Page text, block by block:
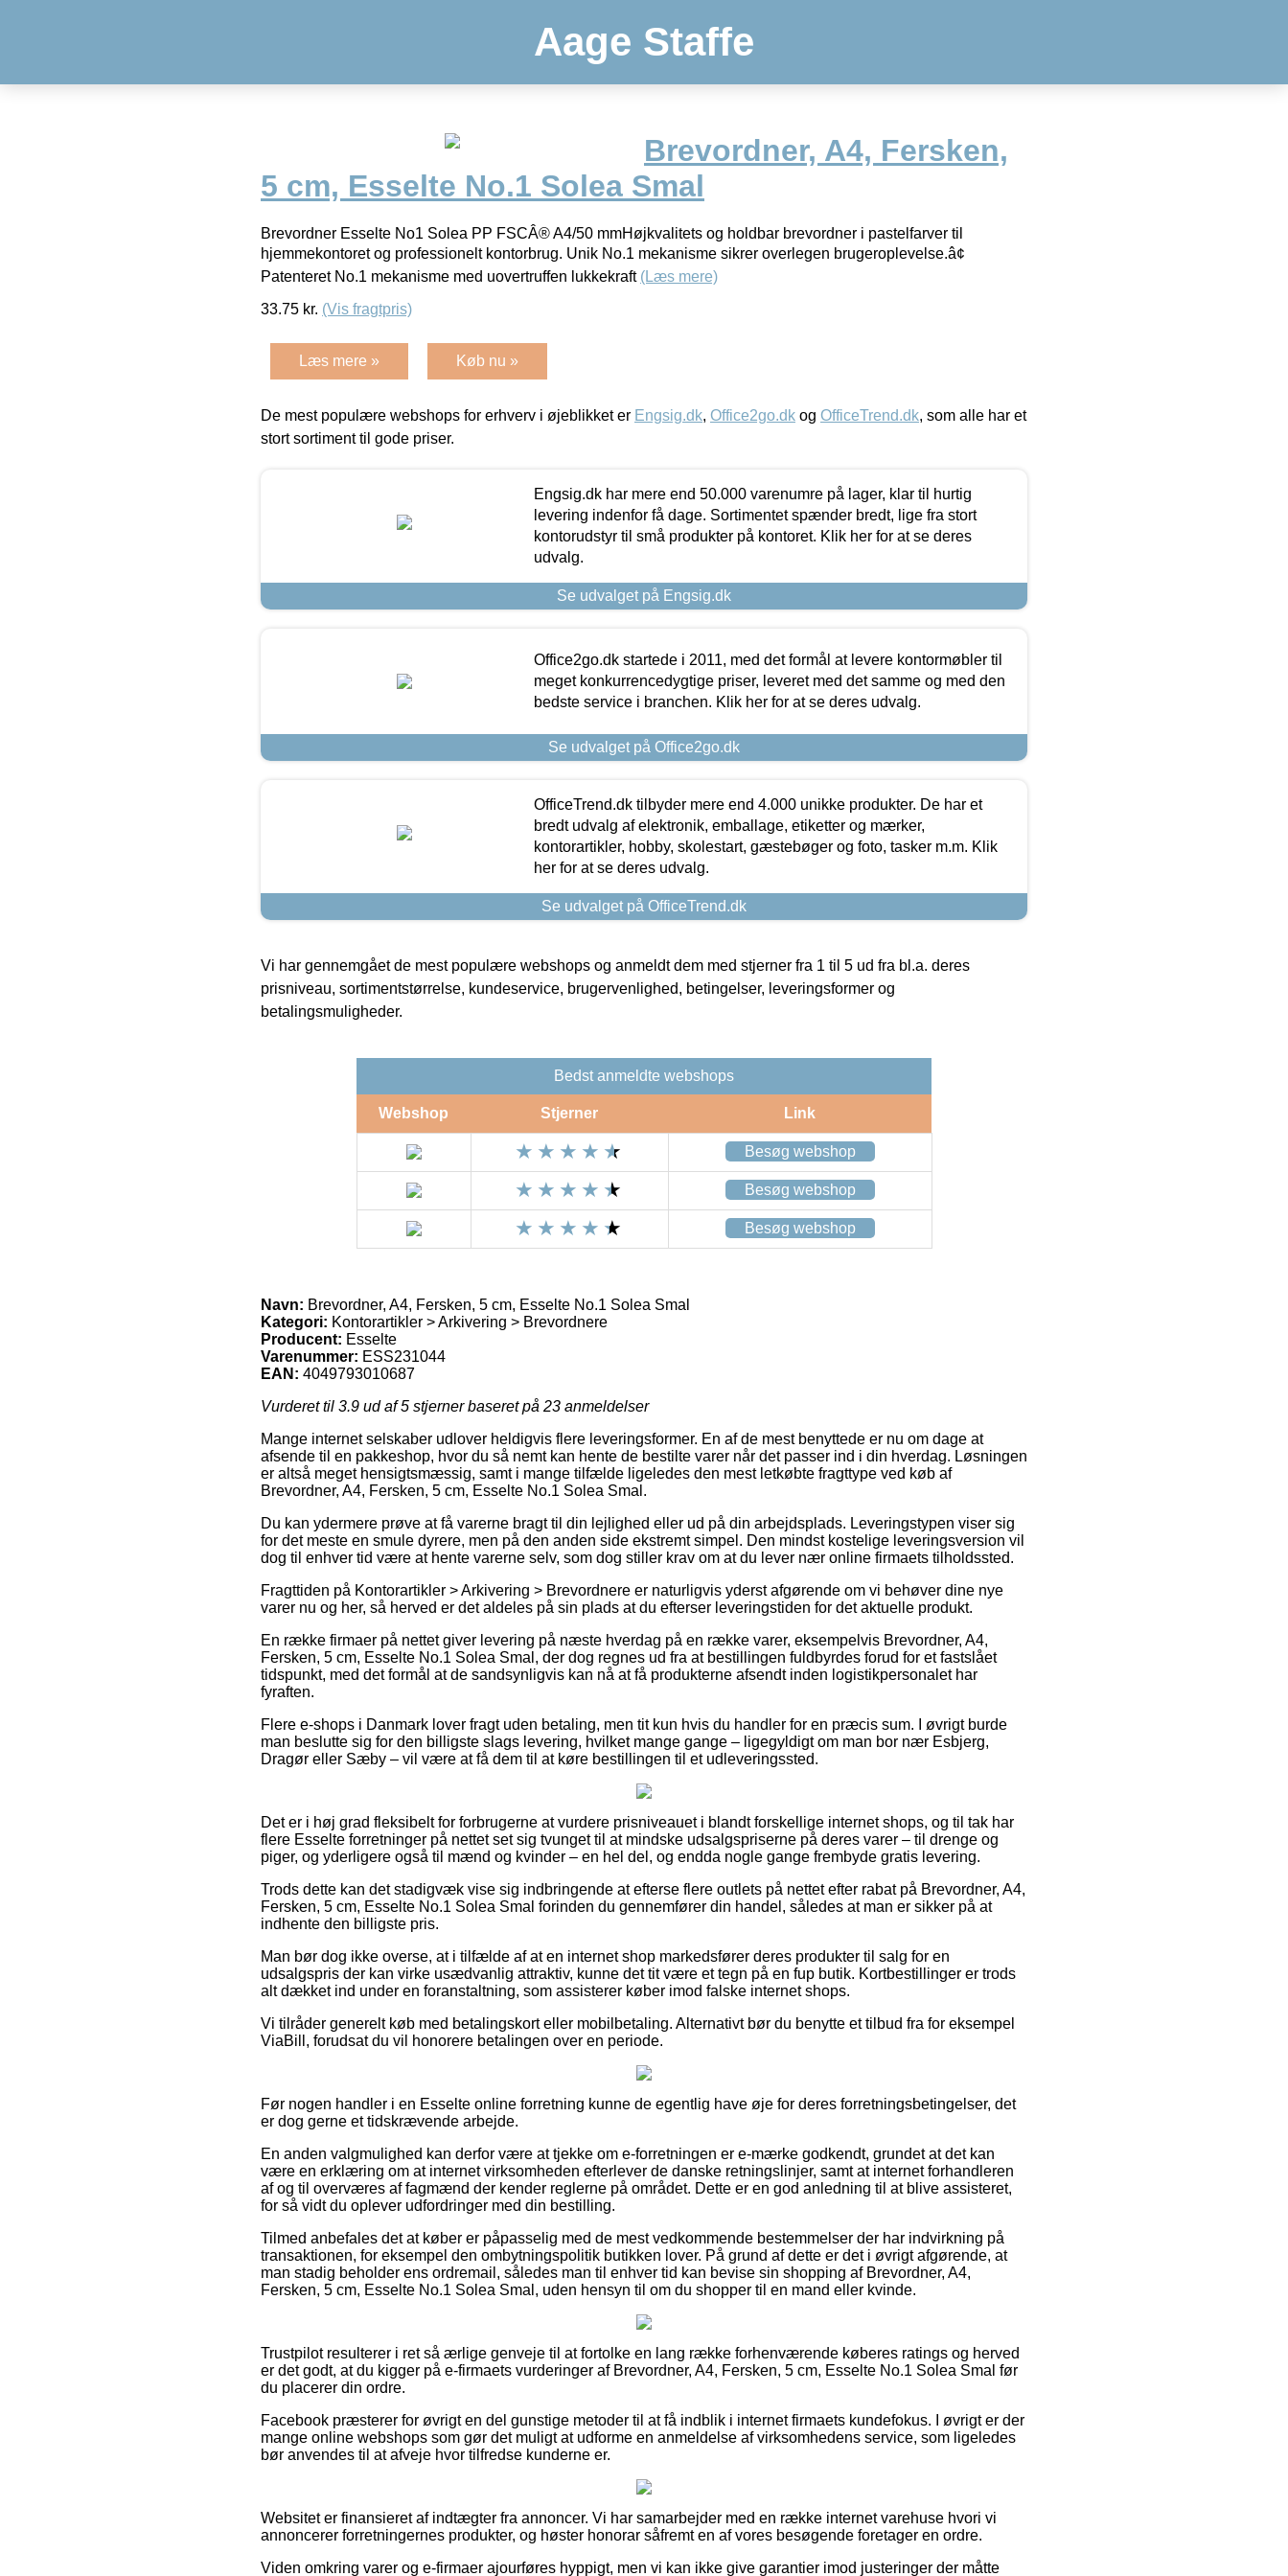
Aage Staffe
Brevordner, A4, Fersken,
5 cm, Esselte No.1 Solea Smal
Brevordner Esselte No1 Solea PP FSCÂ® A4/50 mmHøjkvalitets og holdbar brevordner i pastelfarver til
hjemmekontoret og professionelt kontorbrug. Unik No.1 mekanisme sikrer overlegen brugeroplevelse.â¢
Patenteret No.1 mekanisme med uovertruffen lukkekraft (Læs mere)
33.75 kr. (Vis fragtpris)
Læs mere » Køb nu »
De mest populære webshops for erhverv i øjeblikket er Engsig.dk, Office2go.dk og OfficeTrend.dk, som alle har et
stort sortiment til gode priser.
Engsig.dk har mere end 50.000 varenumre på lager, klar til hurtig
levering indenfor få dage. Sortimentet spænder bredt, lige fra stort
kontorudstyr til små produkter på kontoret. Klik her for at se deres
udvalg.
Se udvalget på Engsig.dk
Office2go.dk startede i 2011, med det formål at levere kontormøbler til
meget konkurrencedygtige priser, leveret med det samme og med den
bedste service i branchen. Klik her for at se deres udvalg.
Se udvalget på Office2go.dk
OfficeTrend.dk tilbyder mere end 4.000 unikke produkter. De har et
bredt udvalg af elektronik, emballage, etiketter og mærker,
kontorartikler, hobby, skolestart, gæstebøger og foto, tasker m.m. Klik
her for at se deres udvalg.
Se udvalget på OfficeTrend.dk
Vi har gennemgået de mest populære webshops og anmeldt dem med stjerner fra 1 til 5 ud fra bl.a. deres
prisniveau, sortimentstørrelse, kundeservice, brugervenlighed, betingelser, leveringsformer og
betalingsmuligheder.
Bedst anmeldte webshops
Webshop Stjerner Link
Besøg webshop
Besøg webshop
Besøg webshop
Navn: Brevordner, A4, Fersken, 5 cm, Esselte No.1 Solea Smal
Kategori: Kontorartikler > Arkivering > Brevordnere
Producent: Esselte
Varenummer: ESS231044
EAN: 4049793010687
Vurderet til 3.9 ud af 5 stjerner baseret på 23 anmeldelser
Mange internet selskaber udlover heldigvis flere leveringsformer. En af de mest benyttede er nu om dage at
afsende til en pakkeshop, hvor du så nemt kan hente de bestilte varer når det passer ind i din hverdag. Løsningen
er altså meget hensigtsmæssig, samt i mange tilfælde ligeledes den mest letkøbte fragttype ved køb af
Brevordner, A4, Fersken, 5 cm, Esselte No.1 Solea Smal.
Du kan ydermere prøve at få varerne bragt til din lejlighed eller ud på din arbejdsplads. Leveringstypen viser sig
for det meste en smule dyrere, men på den anden side ekstremt simpel. Den mindst kostelige leveringsversion vil
dog til enhver tid være at hente varerne selv, som dog stiller krav om at du lever nær online firmaets tilholdssted.
Fragttiden på Kontorartikler > Arkivering > Brevordnere er naturligvis yderst afgørende om vi behøver dine nye
varer nu og her, så herved er det aldeles på sin plads at du efterser leveringstiden for det aktuelle produkt.
En række firmaer på nettet giver levering på næste hverdag på en række varer, eksempelvis Brevordner, A4,
Fersken, 5 cm, Esselte No.1 Solea Smal, der dog regnes ud fra at bestillingen fuldbyrdes forud for et fastslået
tidspunkt, med det formål at de sandsynligvis kan nå at få produkterne afsendt inden logistikpersonalet har
fyraften.
Flere e-shops i Danmark lover fragt uden betaling, men tit kun hvis du handler for en præcis sum. I øvrigt burde
man beslutte sig for den billigste slags levering, hvilket mange gange – ligegyldigt om man bor nær Esbjerg,
Dragør eller Sæby – vil være at få dem til at køre bestillingen til et udleveringssted.
Det er i høj grad fleksibelt for forbrugerne at vurdere prisniveauet i blandt forskellige internet shops, og til tak har
flere Esselte forretninger på nettet set sig tvunget til at mindske udsalgspriserne på deres varer – til drenge og
piger, og yderligere også til mænd og kvinder – en hel del, og endda nogle gange frembyde gratis levering.
Trods dette kan det stadigvæk vise sig indbringende at efterse flere outlets på nettet efter rabat på Brevordner, A4,
Fersken, 5 cm, Esselte No.1 Solea Smal forinden du gennemfører din handel, således at man er sikker på at
indhente den billigste pris.
Man bør dog ikke overse, at i tilfælde af at en internet shop markedsfører deres produkter til salg for en
udsalgspris der kan virke usædvanlig attraktiv, kunne det tit være et tegn på en fup butik. Kortbestillinger er trods
alt dækket ind under en foranstaltning, som assisterer køber imod falske internet shops.
Vi tilråder generelt køb med betalingskort eller mobilbetaling. Alternativt bør du benytte et tilbud fra for eksempel
ViaBill, forudsat du vil honorere betalingen over en periode.
Før nogen handler i en Esselte online forretning kunne de egentlig have øje for deres forretningsbetingelser, det
er dog gerne et tidskrævende arbejde.
En anden valgmulighed kan derfor være at tjekke om e-forretningen er e-mærke godkendt, grundet at det kan
være en erklæring om at internet virksomheden efterlever de danske retningslinjer, samt at internet forhandleren
af og til overværes af fagmænd der kender reglerne på området. Dette er en god anledning til at blive assisteret,
for så vidt du oplever udfordringer med din bestilling.
Tilmed anbefales det at køber er påpasselig med de mest vedkommende bestemmelser der har indvirkning på
transaktionen, for eksempel den ombytningspolitik butikken lover. På grund af dette er det i øvrigt afgørende, at
man stadig beholder ens ordremail, således man til enhver tid kan bevise sin shopping af Brevordner, A4,
Fersken, 5 cm, Esselte No.1 Solea Smal, uden hensyn til om du shopper til en mand eller kvinde.
Trustpilot resulterer i ret så ærlige genveje til at fortolke en lang række forhenværende køberes ratings og herved
er det godt, at du kigger på e-firmaets vurderinger af Brevordner, A4, Fersken, 5 cm, Esselte No.1 Solea Smal før
du placerer din ordre.
Facebook præsterer for øvrigt en del gunstige metoder til at få indblik i internet firmaets kundefokus. I øvrigt er der
mange online webshops som gør det muligt at udforme en anmeldelse af virksomhedens service, som ligeledes
bør anvendes til at afveje hvor tilfredse kunderne er.
Websitet er finansieret af indtægter fra annoncer. Vi har samarbejder med en række internet varehuse hvori vi
annoncerer forretningernes produkter, og høster honorar såfremt en af vores besøgende foretager en ordre.
Viden omkring varer og e-firmaer ajourføres hyppigt, men vi kan ikke give garantier imod justeringer der måtte